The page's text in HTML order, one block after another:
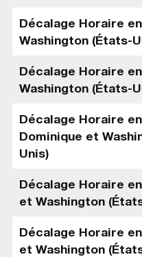
Décalage Horaire
Washington (États-
Décalage Horaire
Washington (États-
Décalage Horaire
Dominique et
Unis)
Décalage Horaire
et Washington
Décalage Horaire
et Washington